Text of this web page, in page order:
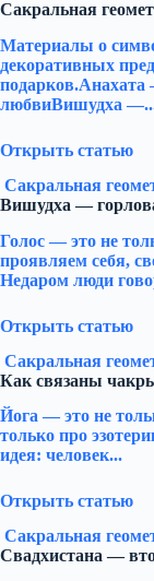
Сакральная
Материалы о
декоративных
подарков.Анахата
любвиВишудха
Открыть статью
Сакральная
Вишудха —
Голос — это не
проявляем себя,
Недаром люди
Открыть статью
Сакральная
Как связаны
Йога — это не
только про
идея: человек...
Открыть статью
Сакральная
Свадхистана —